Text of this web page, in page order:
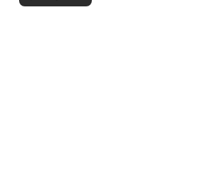
ajánlatok